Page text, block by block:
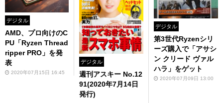
デジタル
AMD、プロ向けのC
PU「Ryzen Thread
ripper PRO」を発
表
2020年07月15日 16:45
デジタル
週刊アスキー No.12
91(2020年7月14日
発行)
デジタル
第3世代Ryzenシリ
ーズ購入で「アサシ
ン クリード ヴァル
ハラ」をゲット
2020年07月09日 13:00